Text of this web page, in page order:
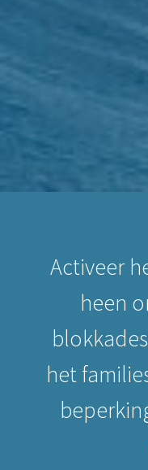
Activeer
heen
het